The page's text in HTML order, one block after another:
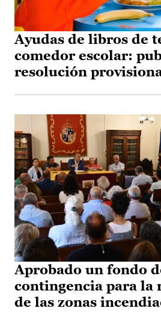
Ayudas de libros de
comedor escolar:
resolución
Aprobado un fondo
contingencia para la
de las zonas